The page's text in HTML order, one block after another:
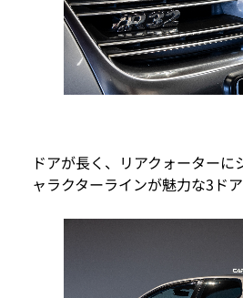
ドアが長く、リアクォーターに
ャラクターラインが魅力な3ド